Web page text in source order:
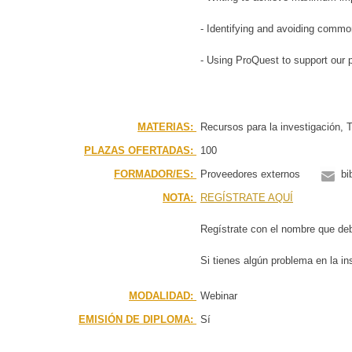
- Identifying and avoiding
- Using ProQuest to support our
MATERIAS:
Recursos para la investigación,
PLAZAS OFERTADAS:
100
FORMADOR/ES:
Proveedores externos
NOTA:
REGÍSTRATE AQUÍ
Regístrate con el nombre que
Si tienes algún problema en la
MODALIDAD:
Webinar
EMISIÓN DE DIPLOMA:
Sí